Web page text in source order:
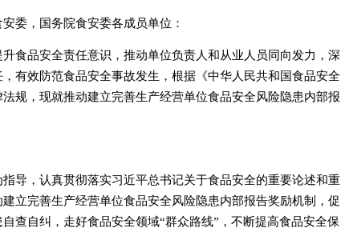
委，国务院食安委各成员单位：
食品安全责任意识，推动单位负责人和从业人员同向发力，深
有效防范食品安全事故发生，根据《中华人民共和国食品安全
规，现就推动建立完善生产经营单位食品安全风险隐患内部报
导，认真贯彻落实习近平总书记关于食品安全的重要论述和重
立完善生产经营单位食品安全风险隐患内部报告奖励机制，促
查自纠，走好食品安全领域“群众路线”，不断提高食品安全保